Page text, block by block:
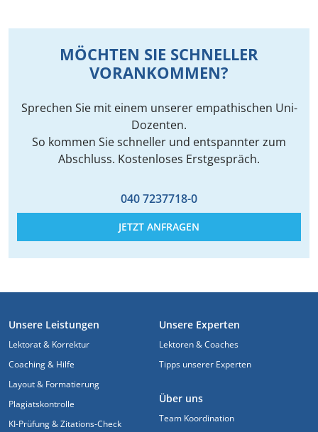
MÖCHTEN SIE SCHNELLER
VORANKOMMEN?
Sprechen Sie mit einem unserer empathischen Uni-
Dozenten.
So kommen Sie schneller und entspannter zum
Abschluss. Kostenloses Erstgespräch.
040 7237718-0
JETZT ANFRAGEN
FUSSZEILE
Unsere Leistungen
Lektorat & Korrektur
Coaching & Hilfe
Layout & Formatierung
Plagiatskontrolle
KI-Prüfung & Zitations-Check
Unsere Experten
Lektoren & Coaches
Tipps unserer Experten
Über uns
Team Koordination